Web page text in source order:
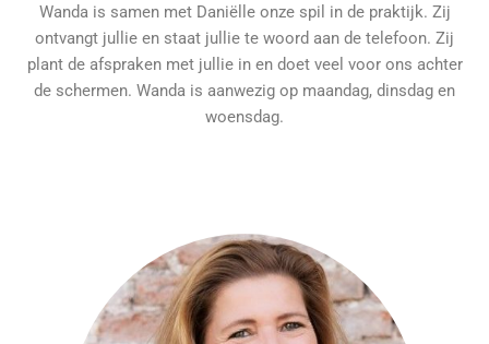
Wanda is samen met Daniëlle onze spil in de praktijk. Zij
ontvangt jullie en staat jullie te woord aan de telefoon. Zij
plant de afspraken met jullie in en doet veel voor ons achter
de schermen. Wanda is aanwezig op maandag, dinsdag en
woensdag.